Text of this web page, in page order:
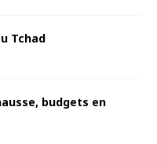
Tchad
budgets en